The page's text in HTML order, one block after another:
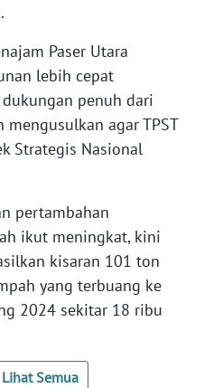
Paser Utara
lebih cepat
penuh dari
agar TPST
Strategis Nasional
pertambahan
ikut meningkat, kini
kisaran 101 ton
yang terbuang ke
2024 sekitar 18 ribu
Lihat Semua